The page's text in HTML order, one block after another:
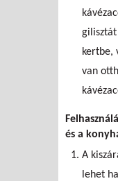
gilisztát
kertbe,
van
és a
A
lehet